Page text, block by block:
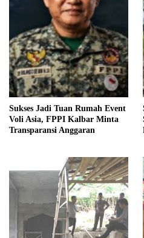
Sukses Jadi Tuan Rumah Event
Voli Asia, FPPI Kalbar Minta
Transparansi Anggaran